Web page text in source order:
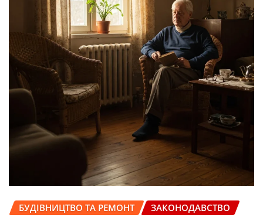
БУДІВНИЦТВО ТА РЕМОНТ ЗАКОНОДАВСТВО